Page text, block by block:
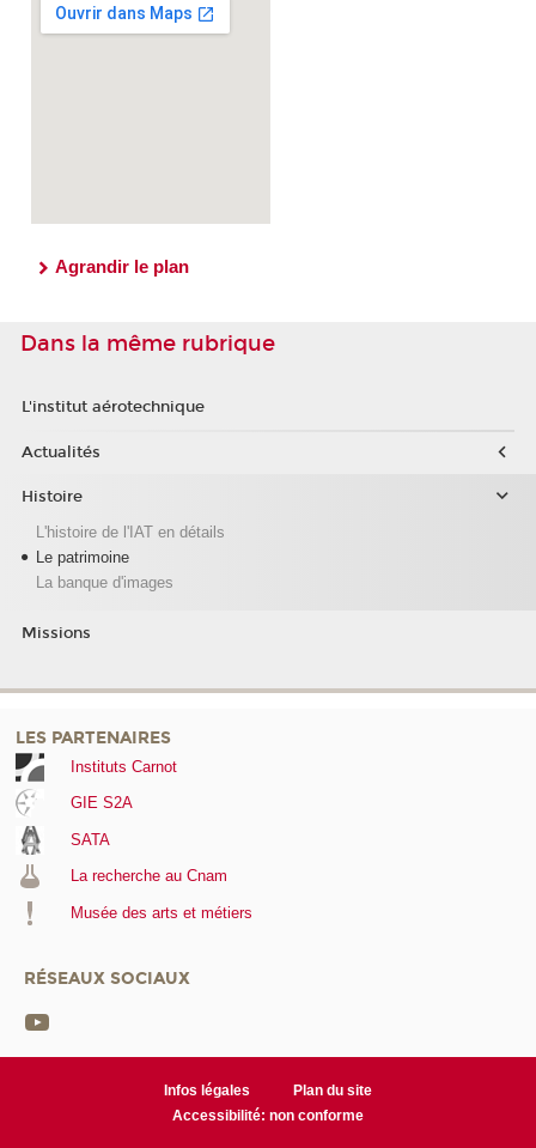
Agrandir le plan
Dans la même rubrique
L'institut aérotechnique
Actualités
Histoire
L'histoire de l'IAT en détails
Le patrimoine
La banque d'images
Missions
LES PARTENAIRES
Instituts Carnot
GIE S2A
SATA
La recherche au Cnam
Musée des arts et métiers
RÉSEAUX SOCIAUX
Infos légales
Plan du site
Accessibilité: non conforme